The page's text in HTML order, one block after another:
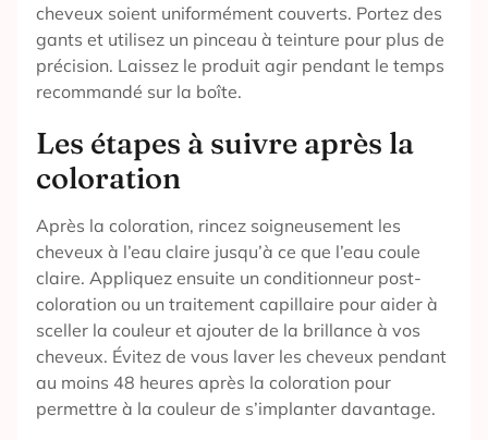
cheveux soient uniformément couverts. Portez des
gants et utilisez un pinceau à teinture pour plus de
précision. Laissez le produit agir pendant le temps
recommandé sur la boîte.
Les étapes à suivre après la
coloration
Après la coloration, rincez soigneusement les
cheveux à l’eau claire jusqu’à ce que l’eau coule
claire. Appliquez ensuite un conditionneur post-
coloration ou un traitement capillaire pour aider à
sceller la couleur et ajouter de la brillance à vos
cheveux. Évitez de vous laver les cheveux pendant
au moins 48 heures après la coloration pour
permettre à la couleur de s’implanter davantage.